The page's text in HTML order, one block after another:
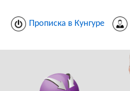
Прописка в Кунгуре